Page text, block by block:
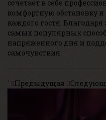
сочетает в себе
комфортную обстановку
каждого гостя.
самых популярных
напряженного дня и
самочувствия.
` Предыдущая